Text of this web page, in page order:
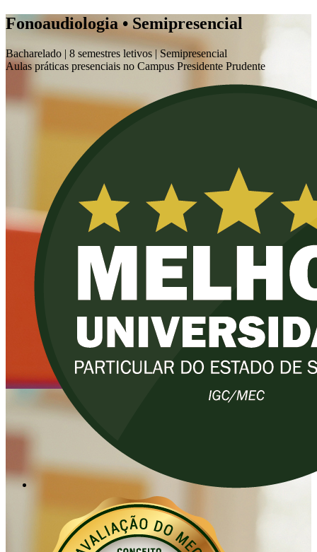
Fonoaudiologia • Semipresencial
Bacharelado | 8 semestres letivos |Semipresencial
Aulas práticas presenciais no Campus Presidente Prudente